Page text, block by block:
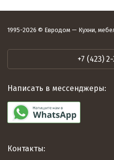
1995-2026 © Евродом — Кухни,
+7 (423)
Написать в мессенджеры:
Контакты: